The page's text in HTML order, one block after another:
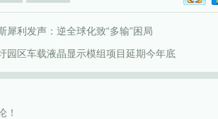
犀利发声：逆全球化致“多输”困局
园区车载液晶显示模组项目延期今年底
！